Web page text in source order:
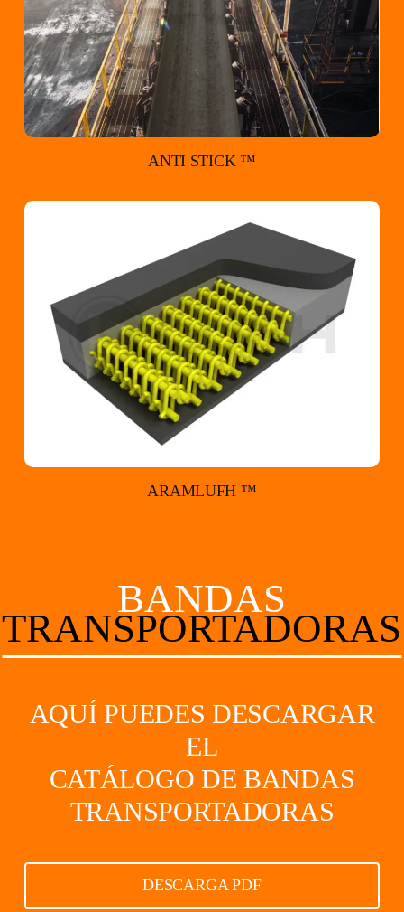
ANTI STICK ™
ARAMLUFH ™
BANDAS
TRANSPORTADORAS
AQUÍ PUEDES DESCARGAR
EL
CATÁLOGO DE BANDAS
TRANSPORTADORAS
DESCARGA PDF